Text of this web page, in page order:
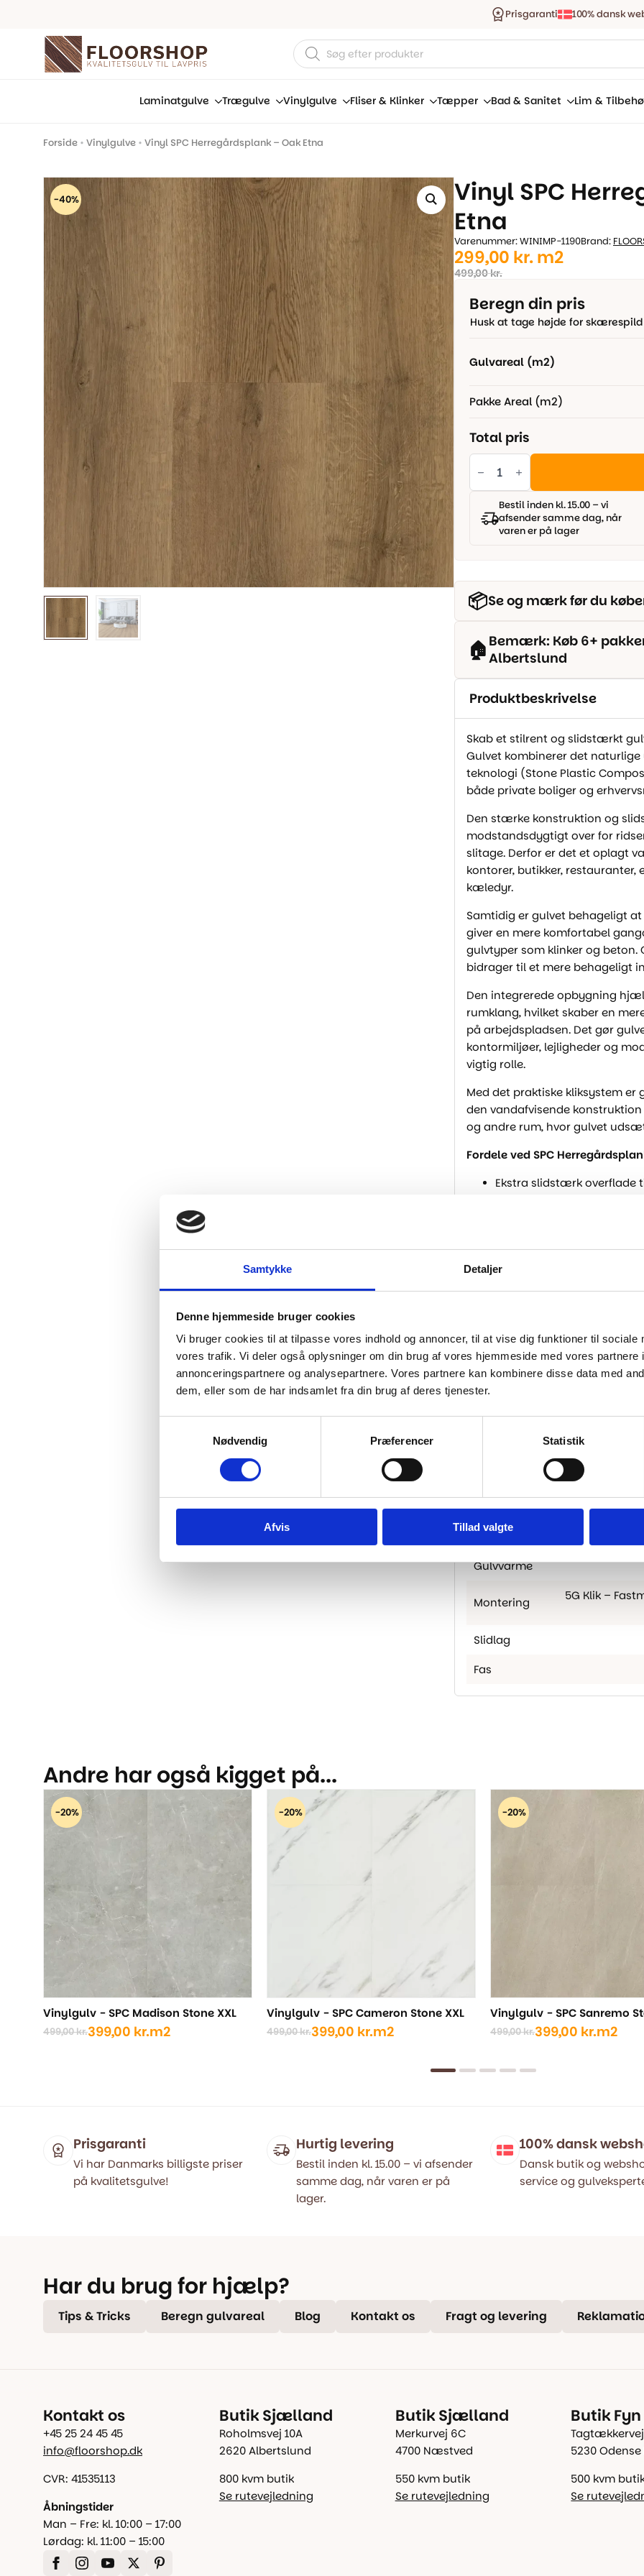
Samtykke Detaljer
Denne hjemmeside bruger cookies
Vi bruger cookies til at tilpasse vores indhold og annoncer, til at vise dig funktioner til sociale
vores trafik. Vi deler også oplysninger om din brug af vores hjemmeside med vores partnere
annonceringspartnere og analysepartnere. Vores partnere kan kombinere disse data med
dem, eller som de har indsamlet fra din brug af deres tjenester.
Nødvendig
Præferencer Statistik
Afvis Tillad valgte
Prisgaranti 100% dansk
Products
search
Laminatgulve Trægulve Vinylgulve Fliser & Klinker Tæpper Bad & Sanitet Lim &
Forside • Vinylgulve • Vinyl SPC Herregårdsplank – Oak Etna
-40%
Vinyl SPC
Etna
Varenummer: WINIMP-1190Brand:
499,00kr.
Den
oprindelige
pris
var:
299,00 kr.
Den
aktuelle
pris
er:
m2
Beregn din pris
Husk at tage højde for skærespild
Gulvareal (m2)
Pakke Areal (m2)
Total pris
Vinyl
SPC
Herregårdsplank
-
Etna
antal
Bestil inden kl. 15.00 – vi
afsender samme dag, når
varen er på lager
📦Se og mærk før du
🏠 Bemærk: Køb 6+
Albertslund
Produktbeskrivelse
Skab et stilrent og slidstærkt
Gulvet kombinerer det
teknologi (Stone Plastic
både private boliger og
Den stærke konstruktion og
modstandsdygtigt over for
slitage. Derfor er det et oplagt
kontorer, butikker,
kæledyr.
Samtidig er gulvet behageligt
giver en mere komfortabel
gulvtyper som klinker og beton.
bidrager til et mere behageligt
Den integrerede opbygning
rumklang, hvilket skaber en
på arbejdspladsen. Det gør
kontormiljøer, lejligheder og
vigtig rolle.
Med det praktiske kliksystem
den vandafvisende
og andre rum, hvor gulvet
Fordele ved SPC
Ekstra slidstærk overflade
Modstandsdygtigt over
Stabil SPC-kerne med høj
Nem montering med
Specifikationer
Brand
Dimension
M2 Pr.
Pakke
Gulvvarme
Montering
5G Klik –
Slidlag
Fas
Andre har også kigget på...
-20%
Vinylgulv - SPC Madison Stone XXL
499,00kr.
Den
399,00 kr.
Den
m2
-20%
Vinylgulv - SPC Cameron Stone XXL
499,00kr.
Den
399,00 kr.
Den
m2
-20%
Vinylgulv - SPC Sanremo
499,00kr.
Den
pris
399,00 kr.
Den
pris
m2
Prisgaranti
Vi har Danmarks billigste priser
på kvalitetsgulve!
Hurtig levering
Bestil inden kl. 15.00 – vi afsender
samme dag, når varen er på
lager.
100% dansk
Dansk butik og
service og
Har du brug for hjælp?
Tips & Tricks Beregn gulvareal Blog Kontakt os Fragt og levering
Kontakt os
+45 25 24 45 45
info@floorshop.dk
CVR: 41535113
Åbningstider
Man – Fre: kl. 10:00 – 17:00
Lørdag: kl. 11:00 – 15:00
Butik Sjælland
Roholmsvej 10A
2620 Albertslund
800 kvm butik
Se rutevejledning
Butik Sjælland
Merkurvej 6C
4700 Næstved
550 kvm butik
Se rutevejledning
Butik Fyn
Tagtækkervej
5230 Odense
500 kvm
Se